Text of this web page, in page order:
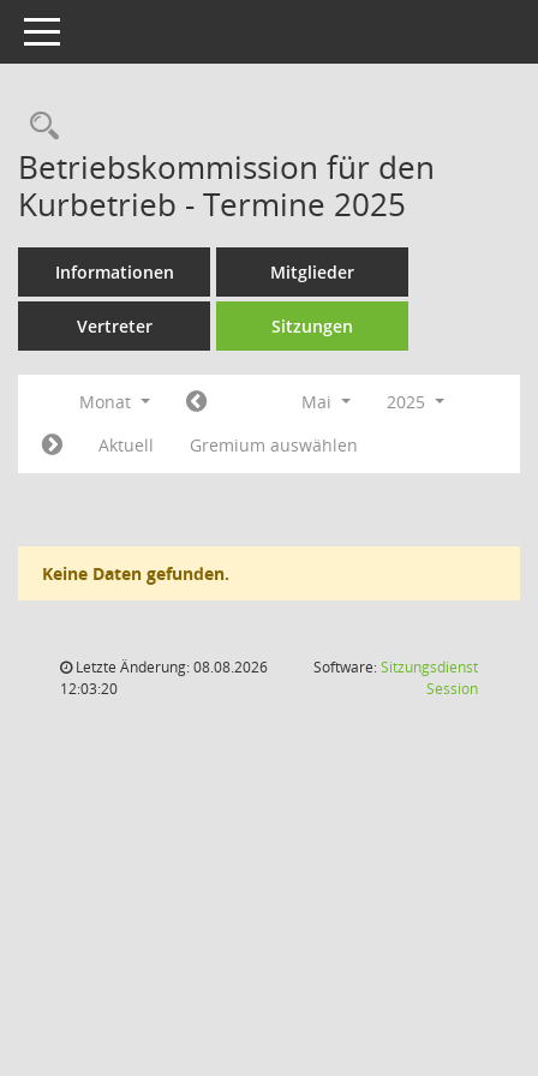
Toggle navigation
Rechercheauswahl
Betriebskommission für den
Kurbetrieb - Termine 2025
Informationen Mitglieder
Vertreter Sitzungen
Monat Mai
2025
Aktuell
Gremium auswählen
Keine Daten gefunden.
Letzte Änderung: 08.08.2026
12:03:20
Software:Sitzungsdienst
Session(Wird in